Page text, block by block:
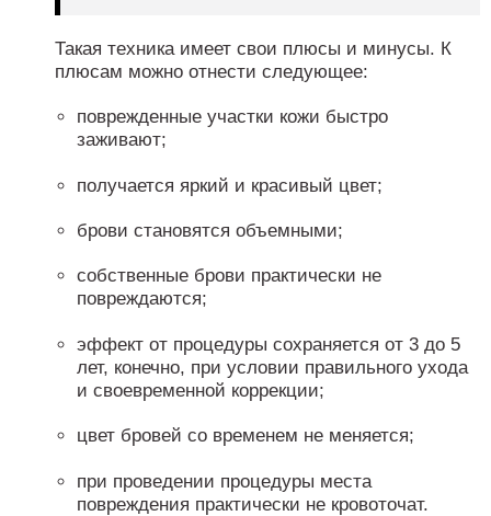
Такая техника имеет свои плюсы и минусы. К
плюсам можно отнести следующее:
поврежденные участки кожи быстро
заживают;
получается яркий и красивый цвет;
брови становятся объемными;
собственные брови практически не
повреждаются;
эффект от процедуры сохраняется от 3 до 5
лет, конечно, при условии правильного ухода
и своевременной коррекции;
цвет бровей со временем не меняется;
при проведении процедуры места
повреждения практически не кровоточат.